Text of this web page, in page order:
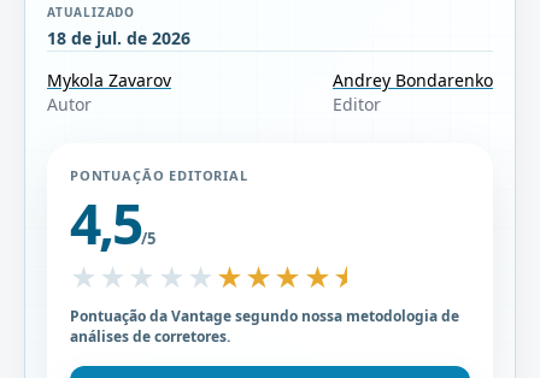
ATUALIZADO
18 de jul. de 2026
Mykola Zavarov
Autor
Andrey Bondarenko
Editor
PONTUAÇÃO EDITORIAL
4,5/5
★★★★★ ★★★★★
Pontuação da Vantage segundo nossa metodologia de
análises de corretores.